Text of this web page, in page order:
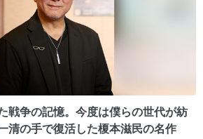
戦争の記憶。今度は僕らの世代が紡
の手で復活した榎本滋民の名作